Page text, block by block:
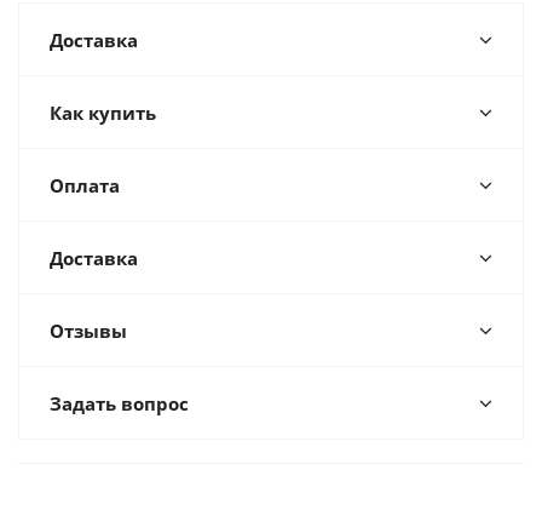
Доставка
Как купить
Оплата
Доставка
Отзывы
Задать вопрос